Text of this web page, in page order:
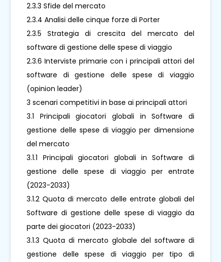
2.3.3 Sfide del mercato
2.3.4 Analisi delle cinque forze di Porter
2.3.5 Strategia di crescita del mercato del
software di gestione delle spese di viaggio
2.3.6 Interviste primarie con i principali attori del
software di gestione delle spese di viaggio
(opinion leader)
3 scenari competitivi in ​​base ai principali attori
3.1 Principali giocatori globali in Software di
gestione delle spese di viaggio per dimensione
del mercato
3.1.1 Principali giocatori globali in Software di
gestione delle spese di viaggio per entrate
(2023-2033)
3.1.2 Quota di mercato delle entrate globali del
Software di gestione delle spese di viaggio da
parte dei giocatori (2023-2033)
3.1.3 Quota di mercato globale del software di
gestione delle spese di viaggio per tipo di